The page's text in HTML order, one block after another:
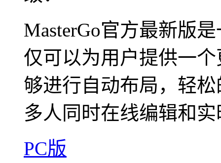
MasterGo官方最新版
仅可以为用户提供一
够进行自动布局，轻
多人同时在线编辑和
PC版